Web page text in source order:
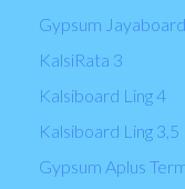
Gypsum
KalsiRata 3
Kalsiboard Ling 4
Kalsiboard Ling 3,5
Gypsum Aplus